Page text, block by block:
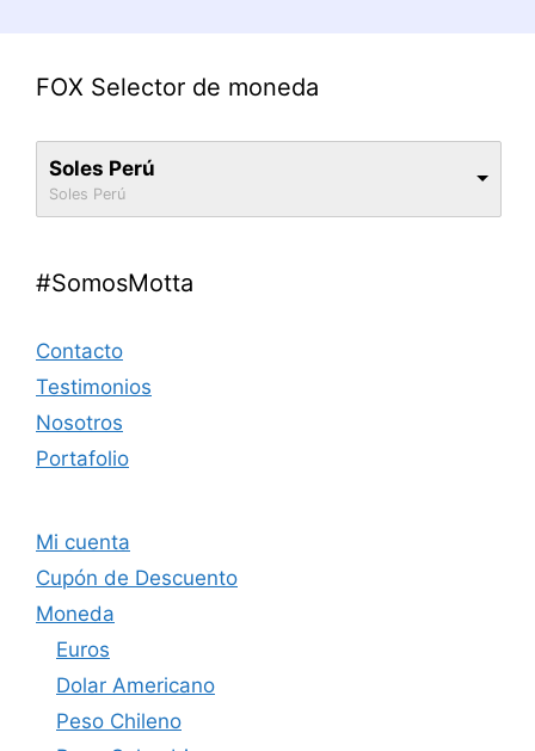
FOX Selector de moneda
Soles Perú
Soles Perú
#SomosMotta
Contacto
Testimonios
Nosotros
Portafolio
Mi cuenta
Cupón de Descuento
Moneda
Euros
Dolar Americano
Peso Chileno